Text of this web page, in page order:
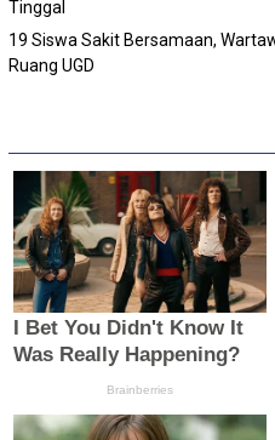
Tinggal
19 Siswa Sakit Bersamaan,
Ruang UGD